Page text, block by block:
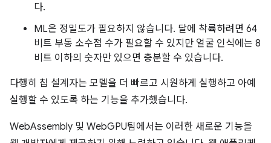
다.
ML은 정밀도가 필요하지 않습니다. 달에 착륙하려면 64
비트 부동 소수점 수가 필요할 수 있지만 얼굴 인식에는 8
비트 이하의 숫자만 있으면 충분할 수 있습니다.
다행히 칩 설계자는 모델을 더 빠르고 시원하게 실행하고 아예
실행할 수 있도록 하는 기능을 추가했습니다.
WebAssembly 및 WebGPU팀에서는 이러한 새로운 기능을